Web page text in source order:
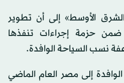
الأوسط» إلى أن تطوير
حزمة إجراءات تنفذها
نسب السياحة الوافدة.
إلى مصر العام الماضي